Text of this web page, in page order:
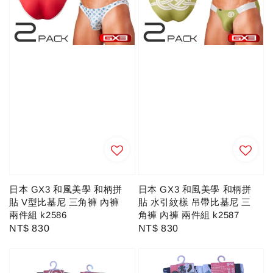
日本 GX3 和風美學 和柄拼
貼 V型比基尼 三角褲 內褲
兩件組 k2586
Regular
NT$ 830
日本 GX3 和風美學 和柄拼
貼 水引紋樣 吊帶比基尼 三
角褲 內褲 兩件組 k2587
Regular
NT$ 830